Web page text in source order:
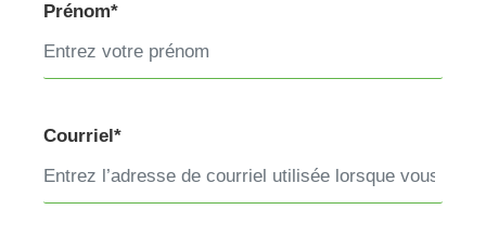
Prénom*
Courriel*